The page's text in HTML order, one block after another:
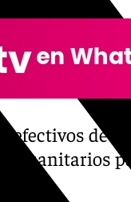
efectivos de
sanitarios